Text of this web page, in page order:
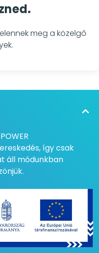
meg a közelgő
így csak
áll módunkban